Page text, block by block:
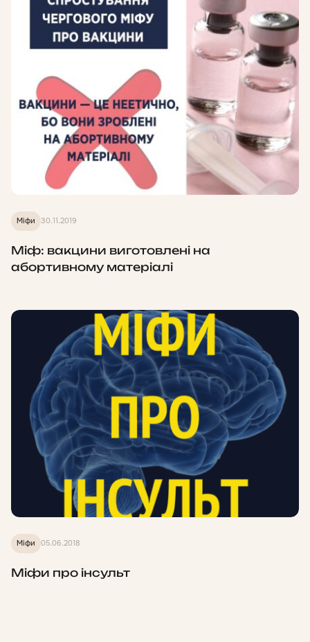
Міфи 30.11.2019
Міф: вакцини виготовлені на
абортивному матеріалі
Міфи 05.06.2018
Міфи про інсульт